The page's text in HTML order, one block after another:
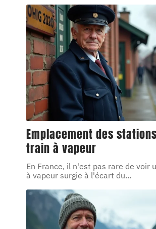
Emplacement des
train à vapeur
En France, il n'est pas rare de voir
à vapeur surgie à l'écart du…